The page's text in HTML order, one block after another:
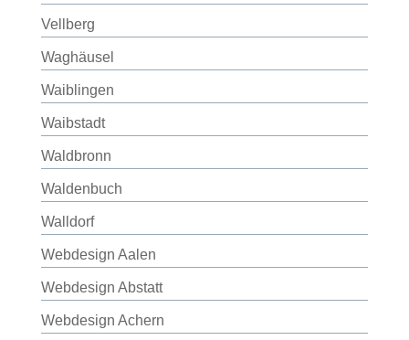
Vellberg
Waghäusel
Waiblingen
Waibstadt
Waldbronn
Waldenbuch
Walldorf
Webdesign Aalen
Webdesign Abstatt
Webdesign Achern